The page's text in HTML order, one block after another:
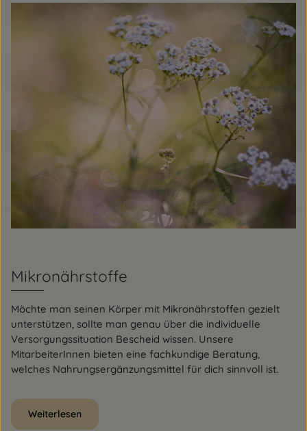
Mikronährstoffe
Möchte man seinen Körper mit Mikronährstoffen gezielt
unterstützen, sollte man genau über die individuelle
Versorgungssituation Bescheid wissen. Unsere
MitarbeiterInnen bieten eine fachkundige Beratung,
welches Nahrungsergänzungsmittel für dich sinnvoll ist.
Weiterlesen